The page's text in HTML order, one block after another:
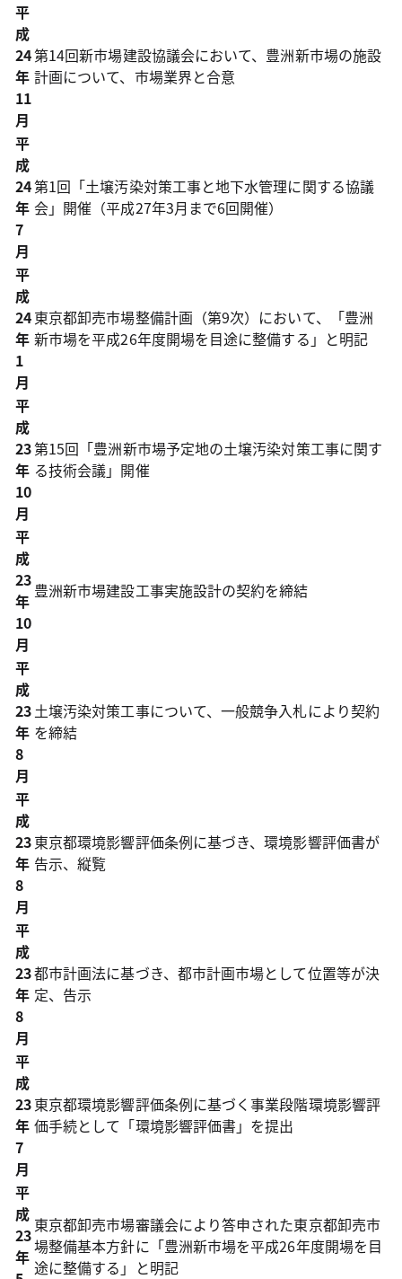
平
成
24
年
11
月
第14回新市場建設協議会において、豊洲新市場の施設
計画について、市場業界と合意
平
成
24
年
7
月
第1回「土壌汚染対策工事と地下水管理に関する協議
会」開催（平成27年3月まで6回開催）
平
成
24
年
1
月
東京都卸売市場整備計画（第9次）において、「豊洲
新市場を平成26年度開場を目途に整備する」と明記
平
成
23
年
10
月
第15回「豊洲新市場予定地の土壌汚染対策工事に関す
る技術会議」開催
平
成
23
年
10
月
豊洲新市場建設工事実施設計の契約を締結
平
成
23
年
8
月
土壌汚染対策工事について、一般競争入札により契約
を締結
平
成
23
年
8
月
東京都環境影響評価条例に基づき、環境影響評価書が
告示、縦覧
平
成
23
年
8
月
都市計画法に基づき、都市計画市場として位置等が決
定、告示
平
成
23
年
7
月
東京都環境影響評価条例に基づく事業段階環境影響評
価手続として「環境影響評価書」を提出
平
成
23
年
東京都卸売市場審議会により答申された東京都卸売市
場整備基本方針に「豊洲新市場を平成26年度開場を目
途に整備する」と明記